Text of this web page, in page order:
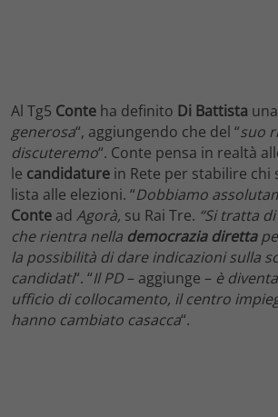
Al Tg5 Conte ha definito Di Battista
generosa“, aggiungendo che del “suo
discuteremo“. Conte pensa in realtà
le candidature in Rete per stabilire chi
lista alle elezioni. “Dobbiamo
Conte ad Agorà, su Rai Tre. “Si tratta
che rientra nella democrazia diretta
la possibilità di dare indicazioni sulla
candidati“. “Il PD– aggiunge – è
ufficio di collocamento, il centro
hanno cambiato casacca“.